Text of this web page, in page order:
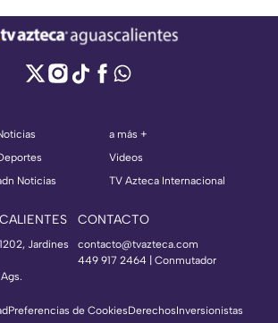
Noticias
a más +
Videos
TV Azteca Internacional
Jardines
CONTACTO
contacto@tvazteca.com
449 917 2464 | Conmutador
Preferencias de CookiesDerechosInversionistas